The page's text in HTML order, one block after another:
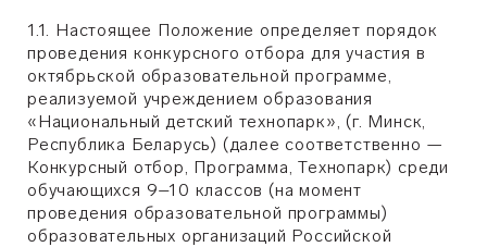
1.1. Настоящее Положение определяет порядок
проведения конкурсного отбора для участия в
октябрьской образовательной программе,
реализуемой учреждением образования
«Национальный детский технопарк», (г. Минск,
Республика Беларусь) (далее соответственно —
Конкурсный отбор, Программа, Технопарк) среди
обучающихся 9–10 классов (на момент
проведения образовательной программы)
образовательных организаций Российской